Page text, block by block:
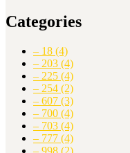
Categories
– 18 (4)
– 203 (4)
– 225 (4)
– 254 (2)
– 607 (3)
– 700 (4)
– 703 (4)
– 777 (4)
– 998 (2)